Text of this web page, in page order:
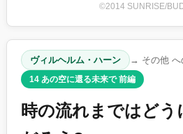
©2014 SUNRISE/
ヴィルヘルム・ハーン → その他 へ
14 あの空に還る未来で 前編
時の流れまではどう